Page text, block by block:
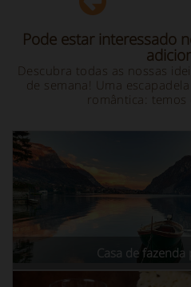
Pode estar interessado
Descubra todas as nossas
de semana! Uma
romântica: temos
Casa de fazenda